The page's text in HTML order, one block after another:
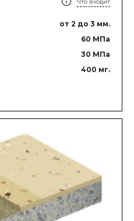
от 2 до 3 мм.
60 МПа
30 МПа
400 мг.